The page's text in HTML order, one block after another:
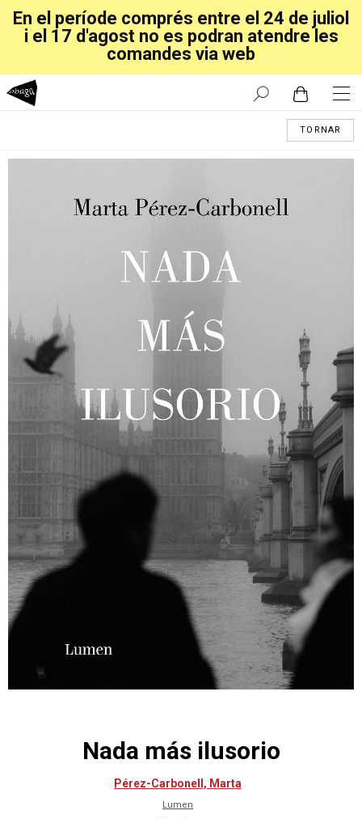
En el període comprés entre el 24 de juliol
i el 17 d'agost no es podran atendre les
comandes via web
TORNAR
Nada más ilusorio
Pérez-Carbonell, Marta
Lumen